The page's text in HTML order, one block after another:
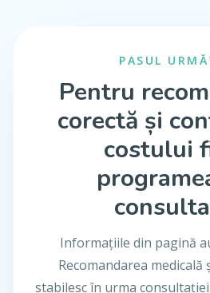
PASUL
Pentru
corectă și
costului
Informațiile din pagină
Recomandarea medicală
stabilesc în urma